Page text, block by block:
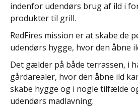
indenfor udendørs brug af ild i
produkter til grill.
RedFires mission er at skabe de
udendørs hygge, hvor den åbne
Det gælder på både terrassen, i
gårdarealer, hvor den åbne ild
skabe hygge og i nogle tilfælde
udendørs madlavning.